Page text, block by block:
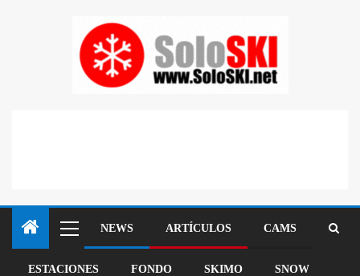
NEWS ARTÍCULOS CAMS
ESTACIONES FONDO SKIMO SNOW